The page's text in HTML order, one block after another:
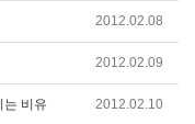
2012.02.08
2012.02.09
비유 2012.02.10